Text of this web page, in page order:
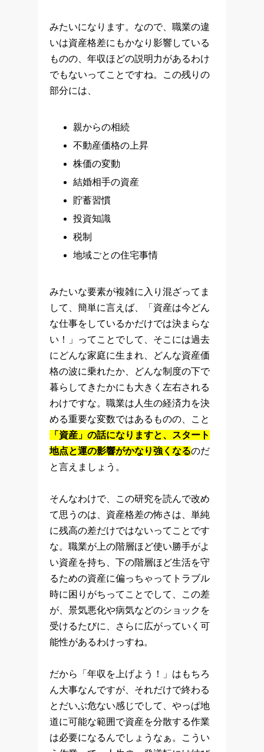
みたいになります。なので、職業の違
いは資産格差にもかなり影響している
ものの、年収ほどの説明力があるわけ
でもないってことですね。この残りの
部分には、
親からの相続
不動産価格の上昇
株価の変動
結婚相手の資産
貯蓄習慣
投資知識
税制
地域ごとの住宅事情
みたいな要素が複雑に入り混ざってま
して、簡単に言えば、「資産は今どん
な仕事をしているかだけでは決まらな
い！」ってことでして、そこには過去
にどんな家庭に生まれ、どんな資産価
格の波に乗れたか、どんな制度の下で
暮らしてきたかにも大きく左右される
わけですな。職業は人生の経済力を決
める重要な変数ではあるものの、こと
「資産」の話になりますと、スタート
地点と運の影響がかなり強くなるのだ
と言えましょう。
そんなわけで、この研究を読んで改め
て思うのは、資産格差の怖さは、単純
に残高の差だけではないってことです
な。職業が上の階層ほど使い勝手がよ
い資産を持ち、下の階層ほど生活を守
るための資産に偏っちゃってトラブル
時に困りがちってことでして、この差
が、景気悪化や病気などのショックを
受けるたびに、さらに広がっていく可
能性があるわけっすね。
だから「年収を上げよう！」はもちろ
ん大事なんですが、それだけで終わる
とだいぶ危ない感じでして、やっぱ地
道に可能な範囲で資産を分散する作業
は必要になるんでしょうなぁ。こうい